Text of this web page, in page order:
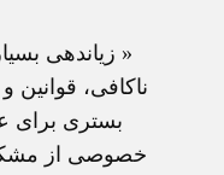
« زياندهی
ناکافی، قوانين
بستری برای
خصوصی از